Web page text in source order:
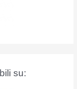
su: